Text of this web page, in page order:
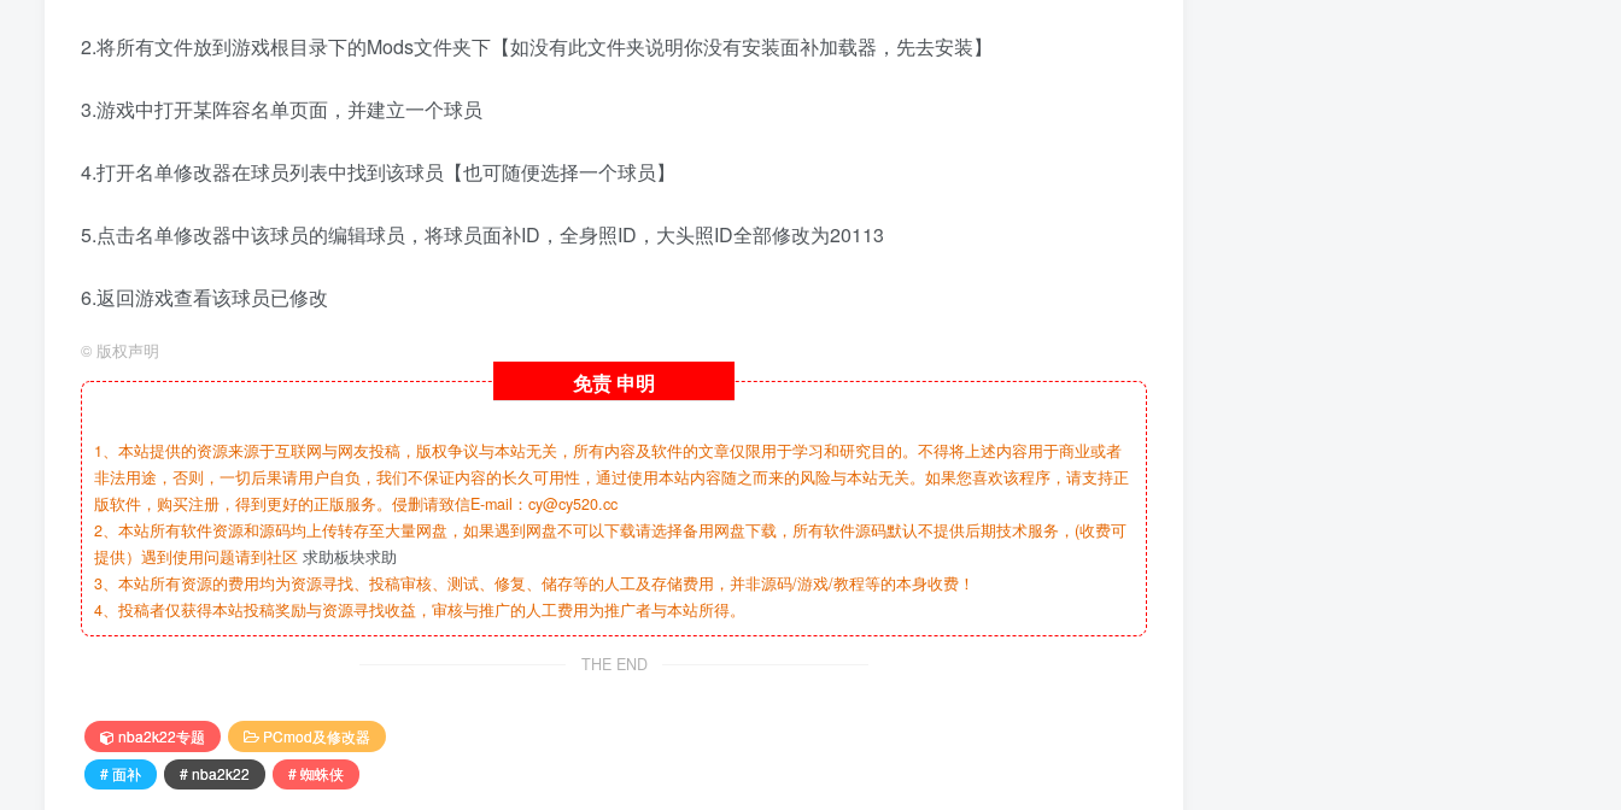
2.将所有文件放到游戏根目录下的Mods文件夹下【如没有此文件夹说明你没有安装面补加载器，先去安装】
3.游戏中打开某阵容名单页面，并建立一个球员
4.打开名单修改器在球员列表中找到该球员【也可随便选择一个球员】
5.点击名单修改器中该球员的编辑球员，将球员面补ID，全身照ID，大头照ID全部修改为20113
6.返回游戏查看该球员已修改
© 版权声明
免责 申明
1、本站提供的资源来源于互联网与网友投稿，版权争议与本站无关，所有内容及软件的文章仅限用于学习和研究目的。不得将上述内容用于商业或者
非法用途，否则，一切后果请用户自负，我们不保证内容的长久可用性，通过使用本站内容随之而来的风险与本站无关。如果您喜欢该程序，请支持正
版软件，购买注册，得到更好的正版服务。侵删请致信E-mail：cy@cy520.cc
2、本站所有软件资源和源码均上传转存至大量网盘，如果遇到网盘不可以下载请选择备用网盘下载，所有软件源码默认不提供后期技术服务，(收费可
提供）遇到使用问题请到社区 求助板块求助
3、本站所有资源的费用均为资源寻找、投稿审核、测试、修复、储存等的人工及存储费用，并非源码/游戏/教程等的本身收费！
4、投稿者仅获得本站投稿奖励与资源寻找收益，审核与推广的人工费用为推广者与本站所得。
THE END
nba2k22专题
PCmod及修改器
# 面补
# nba2k22 # 蜘蛛侠